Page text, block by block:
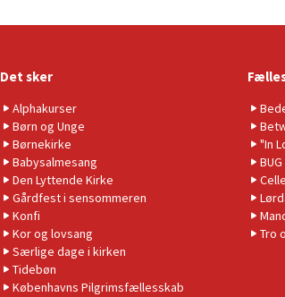
Det sker
Alphakurser
Børn og Unge
Børnekirke
Babysalmesang
Den Lyttende Kirke
Gårdfest i sensommeren
Konfi
Kor og lovsang
Særlige dage i kirken
Tidebøn
Københavns Pilgrimsfællesskab
"In
Tro